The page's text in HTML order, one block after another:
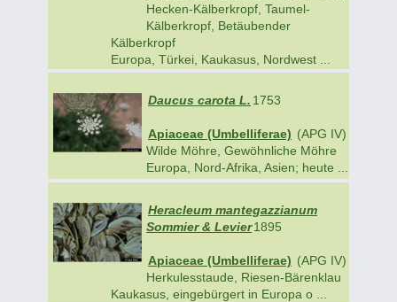
Hecken-Kälberkropf, Taumel-
Kälberkropf, Betäubender
Kälberkropf
Europa, Türkei, Kaukasus, Nordwest ...
Daucus carota L. 1753
Apiaceae (Umbelliferae) (APG IV)
Wilde Möhre, Gewöhnliche Möhre
Europa, Nord-Afrika, Asien; heute ...
Heracleum mantegazzianum
Sommier & Levier1895
Apiaceae (Umbelliferae) (APG IV)
Herkulesstaude, Riesen-Bärenklau
Kaukasus, eingebürgert in Europa o ...